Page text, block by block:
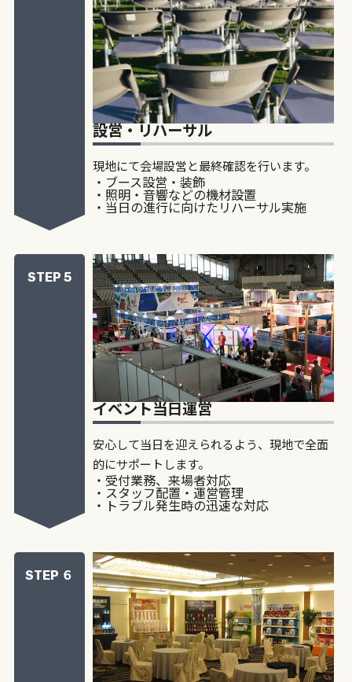
設営・リハーサル
現地にて会場設営と最終確認を行います。
・ブース設営・装飾
・照明・音響などの機材設置
・当日の進行に向けたリハーサル実施
STEP 5
イベント当日運営
安心して当日を迎えられるよう、現地で全面
的にサポートします。
・受付業務、来場者対応
・スタッフ配置・運営管理
・トラブル発生時の迅速な対応
STEP ６